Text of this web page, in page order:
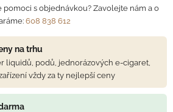
pomoci s objednávkou? Zavolejte nám a o
608 838 612
na trhu
liquidů, podů, jednorázových e-cigaret,
vždy za ty nejlepší ceny